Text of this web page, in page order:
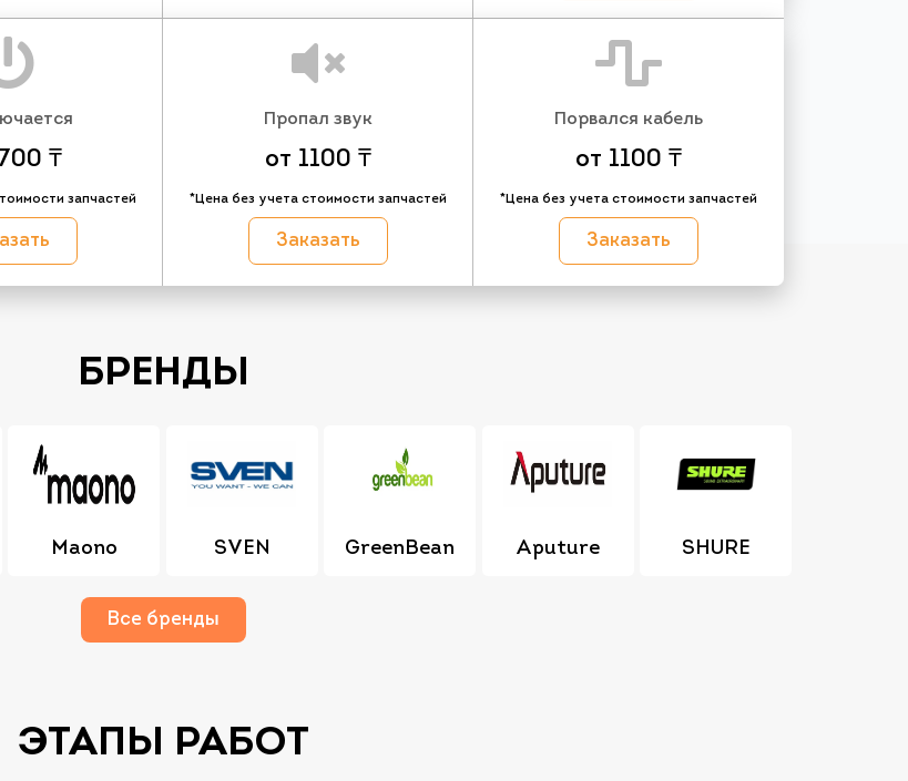
₸
запчастей
Пропал звук
от 1100 ₸
*Цена без учета стоимости запчастей
Заказать
Порвался кабель
от 1100 ₸
*Цена без учета стоимости запчастей
Заказать
БРЕНДЫ
Maono SVEN GreenBean Aputure SHURE
Все бренды
ЭТАПЫ РАБОТ